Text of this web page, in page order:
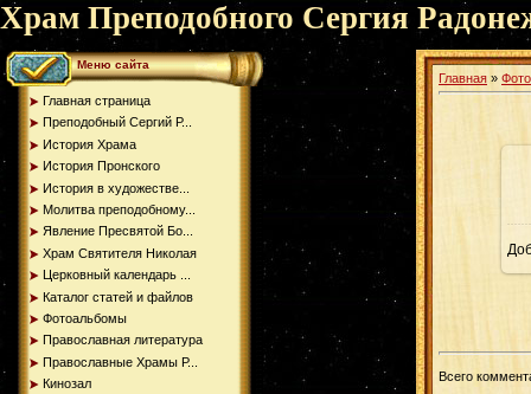
Храм Преподобного Сергия
Меню сайта
Главная страница
Преподобный Сергий Р...
История Храма
История Пронского
История в художестве...
Молитва преподобному...
Явление Пресвятой Бо...
Храм Святителя Николая
Церковный календарь ...
Каталог статей и файлов
Фотоальбомы
Православная литература
Православные Храмы Р...
Кинозал
Главная »
Всего